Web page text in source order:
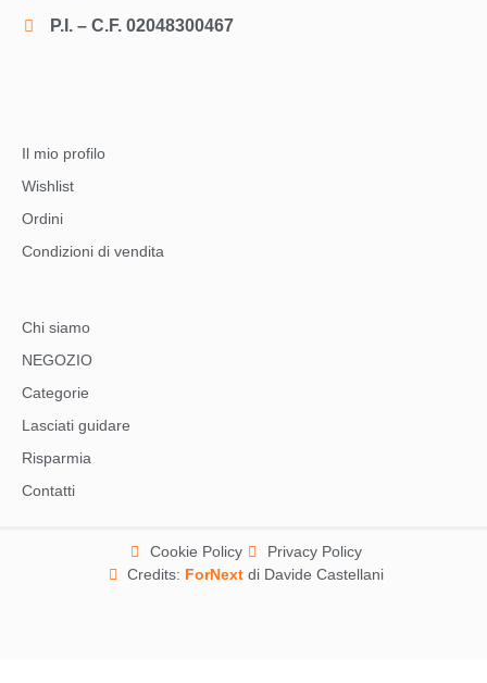
P.I. – C.F. 02048300467
Il mio profilo
Wishlist
Ordini
Condizioni di vendita
Chi siamo
NEGOZIO
Categorie
Lasciati guidare
Risparmia
Contatti
Cookie Policy
Privacy Policy
Credits: ForNextdi Davide Castellani